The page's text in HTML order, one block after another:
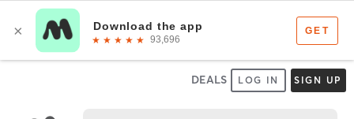
DEALS LOG IN SIGN UP